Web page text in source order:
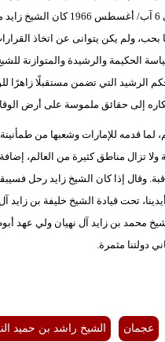
على تولي الشيخ زايد بن سلطان آل
ولم يكن يتوانى عن اتخاذ
الحكيمة والرشيدة والمتوازنة
الرشيد التي تضمن مستقبلًا زاهرًا
إلى حقائق ملموسة على أرض
قدمه للإمارات وشعبها من
تزال مناطق كثيرة من العالم،
وقال إذا كان الشيخ زايد رحل
تحت قيادة الشيخ خليفة بن زايد
محمد بن زايد آل نهيان ولي عهد
دولتنا مثمرة.
عجمان الشيخ راشد بن حميد